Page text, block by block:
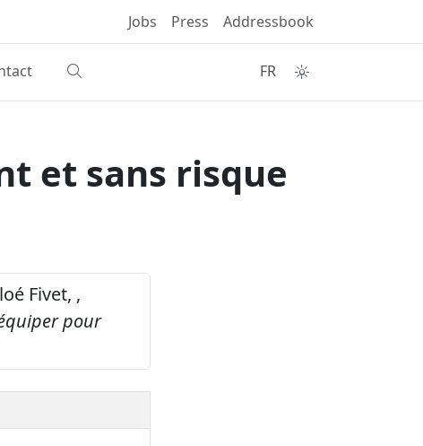
Jobs Press Addressbook
FR
et sans risque
Fivet, ,
pour